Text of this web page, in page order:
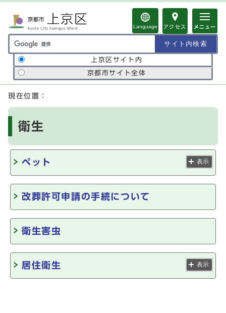
Language アクセス メニュー
サイト内検索の範囲
上京区サイト内
京都市サイト全体
ここから本文です
現在位置：
衛生
ペット 表示
改葬許可申請の手続について
衛生害虫
居住衛生 表示